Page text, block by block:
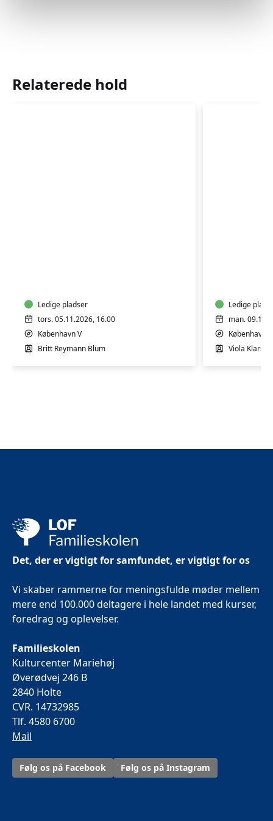
Relaterede hold
Ledige pladser
tors. 05.11.2026, 16.00
København V
Britt Reymann Blum
Ledige
man.
København V
Viola
Det, der er vigtigt for samfundet, er vigtigt for os
Vi skaber rammerne for meningsfulde møder mellem
mere end 100.000 deltagere i hele landet med kurser,
foredrag og oplevelser.
Familieskolen
Kulturcenter Mariehøj
Øverødvej 246 B
2840 Holte
CVR. 14732985
Tlf. 4580 6700
Mail
Følg os på Facebook Følg os på Instagram